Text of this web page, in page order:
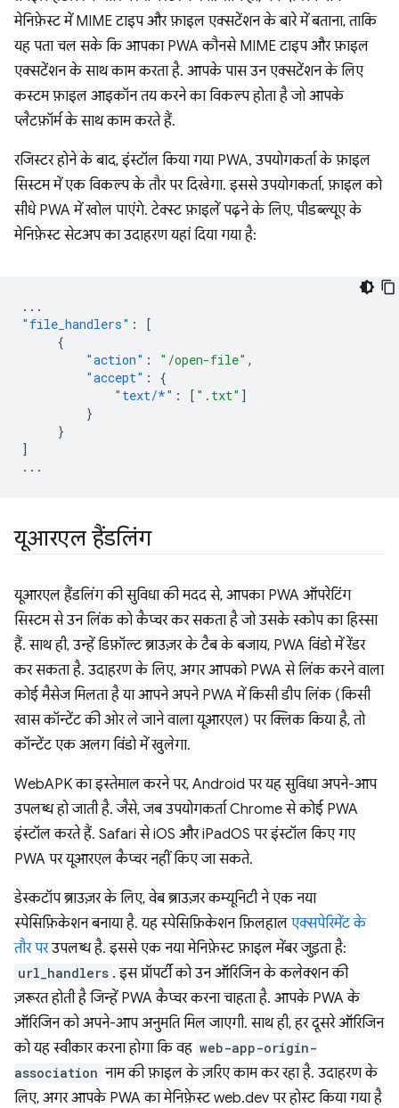
मेनिफ़ेस्ट में MIME टाइप और फ़ाइल एक्सटेंशन के बारे में बताना, ताकि
यह पता चल सके कि आपका PWA कौनसे MIME टाइप और फ़ाइल
एक्सटेंशन के साथ काम करता है. आपके पास उन एक्सटेंशन के लिए
कस्टम फ़ाइल आइकॉन तय करने का विकल्प होता है जो आपके
प्लैटफ़ॉर्म के साथ काम करते हैं.
रजिस्टर होने के बाद, इंस्टॉल किया गया PWA, उपयोगकर्ता के फ़ाइल
सिस्टम में एक विकल्प के तौर पर दिखेगा. इससे उपयोगकर्ता, फ़ाइल को
सीधे PWA में खोल पाएंगे. टेक्स्ट फ़ाइलें पढ़ने के लिए, पीडब्ल्यूए के
मेनिफ़ेस्ट सेटअप का उदाहरण यहां दिया गया है:
...
"file_handlers" :
[
{
"action" : "/open-file" ,
"accept" :
{
"text/*" : [ ".txt" ]
}
}
]
...
यूआरएल हैंडलिंग
यूआरएल हैंडलिंग की सुविधा की मदद से, आपका PWA ऑपरेटिंग
सिस्टम से उन लिंक को कैप्चर कर सकता है जो उसके स्कोप का हिस्सा
हैं. साथ ही, उन्हें डिफ़ॉल्ट ब्राउज़र के टैब के बजाय, PWA विंडो में रेंडर
कर सकता है. उदाहरण के लिए, अगर आपको PWA से लिंक करने वाला
कोई मैसेज मिलता है या आपने अपने PWA में किसी डीप लिंक (किसी
खास कॉन्टेंट की ओर ले जाने वाला यूआरएल) पर क्लिक किया है, तो
कॉन्टेंट एक अलग विंडो में खुलेगा.
WebAPK का इस्तेमाल करने पर, Android पर यह सुविधा अपने-आप
उपलब्ध हो जाती है. जैसे, जब उपयोगकर्ता Chrome से कोई PWA
इंस्टॉल करते हैं. Safari से iOS और iPadOS पर इंस्टॉल किए गए
PWA पर यूआरएल कैप्चर नहीं किए जा सकते.
डेस्कटॉप ब्राउज़र के लिए, वेब ब्राउज़र कम्यूनिटी ने एक नया
स्पेसिफ़िकेशन बनाया है. यह स्पेसिफ़िकेशन फ़िलहाल एक्सपेरिमेंट के
तौर परउपलब्ध है. इससे एक नया मेनिफ़ेस्ट फ़ाइल मेंबर जुड़ता है:
url_handlers . इस प्रॉपर्टी को उन ऑरिजिन के कलेक्शन की
ज़रूरत होती है जिन्हें PWA कैप्चर करना चाहता है. आपके PWA के
ऑरिजिन को अपने-आप अनुमति मिल जाएगी. साथ ही, हर दूसरे ऑरिजिन
को यह स्वीकार करना होगा कि वह web-app-origin-
association नाम की फ़ाइल के ज़रिए काम कर रहा है. उदाहरण के
लिए, अगर आपके PWA का मेनिफ़ेस्ट web.dev पर होस्ट किया गया है